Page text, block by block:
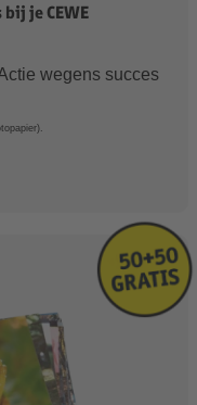
bij je CEWE
wegens succes